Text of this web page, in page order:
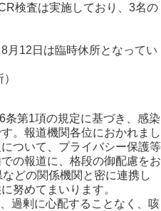
検査は実施しており、3名の
日は臨時休所となってい
第1項の規定に基づき、感染
。報道機関各位におかれまし
ついて、プライバシー保護等
の報道に、格段の御配慮をお
どの関係機関と密に連携し
努めてまいります。
過剰に心配することなく、咳